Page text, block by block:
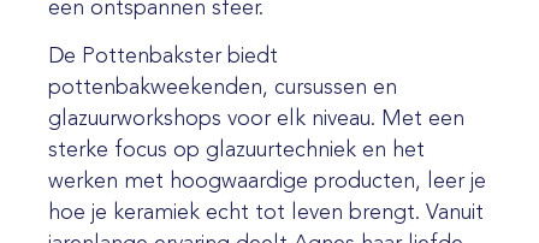
een ontspannen sfeer.
De Pottenbakster biedt
pottenbakweekenden, cursussen en
glazuurworkshops voor elk niveau. Met een
sterke focus op glazuurtechniek en het
werken met hoogwaardige producten, leer je
hoe je keramiek echt tot leven brengt. Vanuit